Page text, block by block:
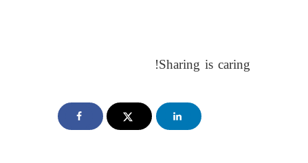
Sharing is caring!